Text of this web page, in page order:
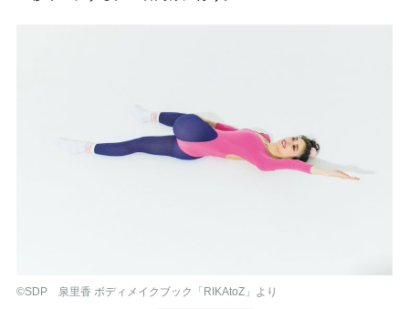
©︎SDP 泉里香 ボディメイクブック「RIKAtoZ」より